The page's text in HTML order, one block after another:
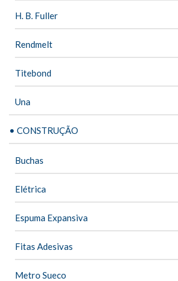
H. B. Fuller
Rendmelt
Titebond
Una
• CONSTRUÇÃO
Buchas
Elétrica
Espuma Expansiva
Fitas Adesivas
Metro Sueco